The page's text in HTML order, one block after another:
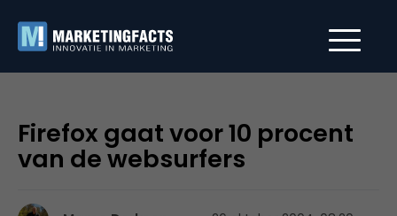
Firefox gaat voor 10 procent
van de websurfers